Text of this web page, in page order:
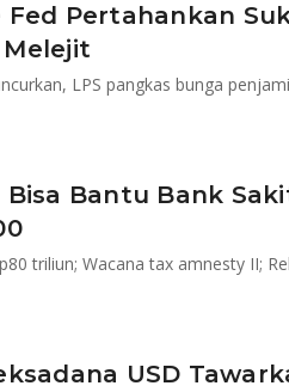
Fed Pertahankan
Melejit
Bisa Bantu Bank
triliun; Wacana tax amnesty II;
USD